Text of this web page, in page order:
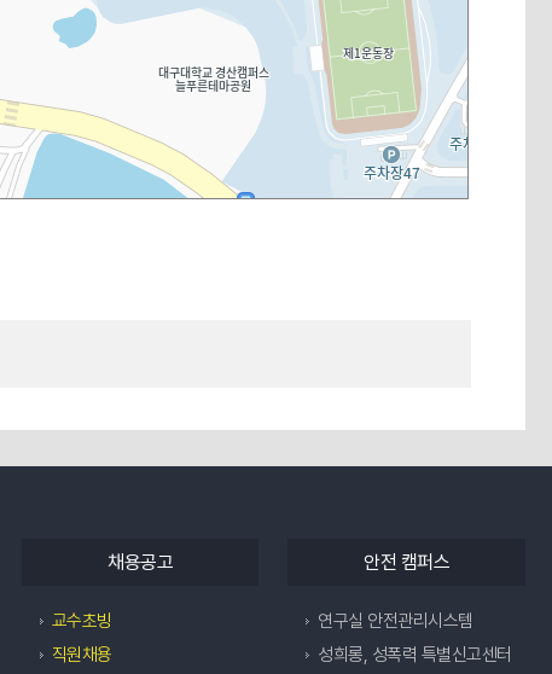
채용공고
교수초빙
직원채용
안전 캠퍼스
연구실 안전관리시스템
성희롱, 성폭력 특별신고센터